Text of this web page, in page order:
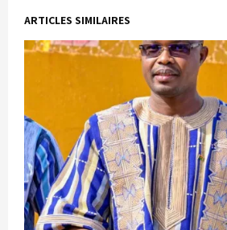
ARTICLES SIMILAIRES